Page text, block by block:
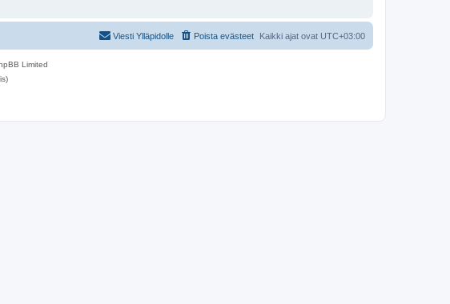
Kaikki ajat ovat UTC+03:00
Poista evästeet
Viesti Ylläpidolle
Limited